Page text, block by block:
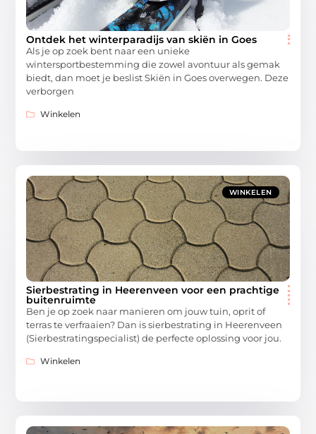
Ontdek het winterparadijs van skiën in Goes
Als je op zoek bent naar een unieke
wintersportbestemming die zowel avontuur als gemak
biedt, dan moet je beslist Skiën in Goes overwegen. Deze
verborgen
Winkelen
WINKELEN
Sierbestrating in Heerenveen voor een prachtige
buitenruimte
Ben je op zoek naar manieren om jouw tuin, oprit of
terras te verfraaien? Dan is sierbestrating in Heerenveen
(Sierbestratingspecialist) de perfecte oplossing voor jou.
Winkelen